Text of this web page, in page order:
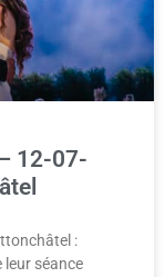
12-07-
:
leur séance